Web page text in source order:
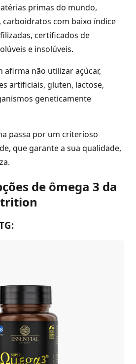
primas do mundo,
com baixo índice
certificados de
e insolúveis.
afirma não utilizar açúcar,
artificiais, gluten, lactose,
geneticamente
passa por um criterioso
que garante a sua qualidade,
de ômega 3 da